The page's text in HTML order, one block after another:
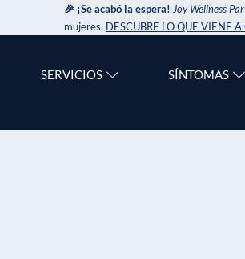
🎉 ¡Se acabó la espera! Joy Wellness
mujeres. DESCUBRE LO QUE VIENE
SERVICIOS SÍNTOMAS